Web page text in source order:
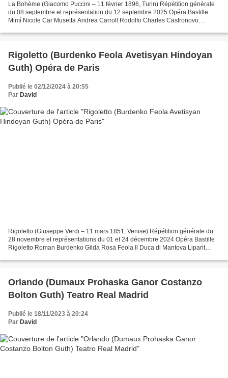
La Bohème (Giacomo Puccini – 11 février 1896, Turin) Répétition générale
du 08 septembre et représentation du 12 septembre 2025 Opéra Bastille
Mimì Nicole Car Musetta Andrea Carroll Rodolfo Charles Castronovo
Rigoletto (Burdenko Feola Avetisyan Hindoyan
Guth) Opéra de Paris
Publié le 02/12/2024 à 20:55
Par David
Rigoletto (Giuseppe Verdi – 11 mars 1851, Venise) Répétition générale du
28 novembre et représentations du 01 et 24 décembre 2024 Opéra Bastille
Rigoletto Roman Burdenko Gilda Rosa Feola Il Duca di Mantova Liparit
Orlando (Dumaux Prohaska Ganor Costanzo
Bolton Guth) Teatro Real Madrid
Publié le 18/11/2023 à 20:24
Par David